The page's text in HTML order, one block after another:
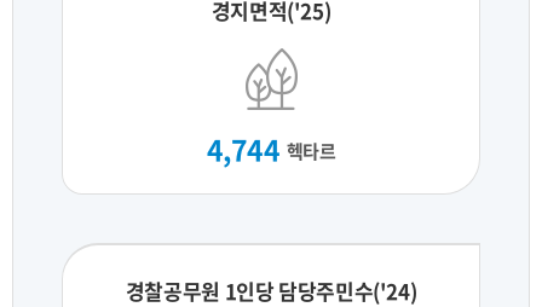
경지면적('25)
4,744 헥타르
경찰공무원 1인당 담당주민수('24)